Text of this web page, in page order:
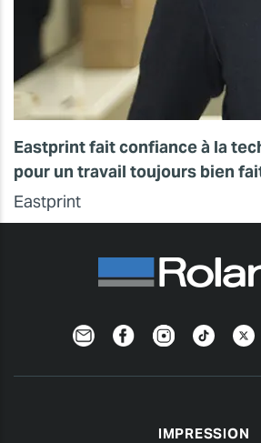
Eastprint fait confiance à la
pour un travail toujours bien
Eastprint
NewsletterFacebookInstagramTikTok
IMPRESSION